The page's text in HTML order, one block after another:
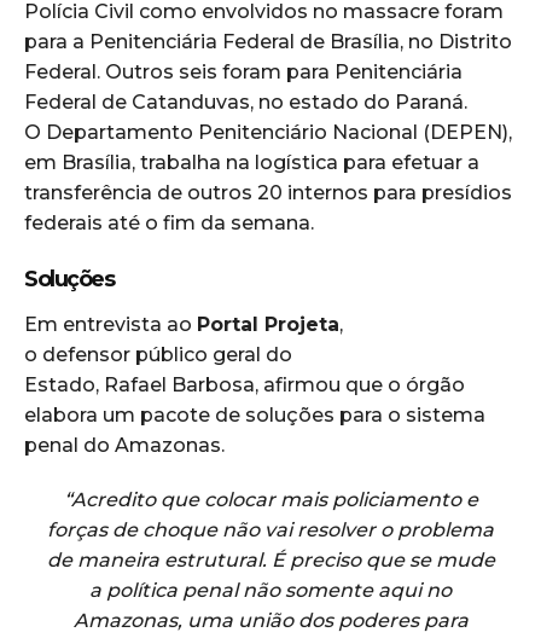
Polícia Civil como envolvidos no massacre foram
para a Penitenciária Federal de Brasília, no Distrito
Federal. Outros seis foram para Penitenciária
Federal de Catanduvas, no estado do Paraná.
O Departamento Penitenciário Nacional (DEPEN),
em Brasília, trabalha na logística para efetuar a
transferência de outros 20 internos para presídios
federais até o fim da semana.
Soluções
Em entrevista ao Portal Projeta,
o defensor público geral do
Estado, Rafael Barbosa, afirmou que o órgão
elabora um pacote de soluções para o sistema
penal do Amazonas.
“Acredito que colocar mais policiamento e
forças de choque não vai resolver o problema
de maneira estrutural. É preciso que se mude
a política penal não somente aqui no
Amazonas, uma união dos poderes para